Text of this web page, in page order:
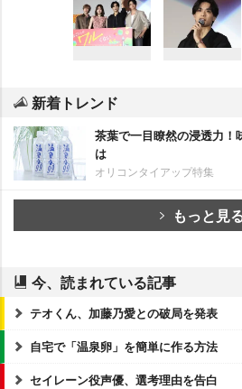
新着トレンド
茶葉で一目瞭然の浸透力！
は
オリコンタイアップ特集
もっと見
今、読まれている記事
テオくん、加藤乃愛との破局を発表
自宅で「温泉卵」を簡単に作る方法
セイレーン役声優、選考理由を告白